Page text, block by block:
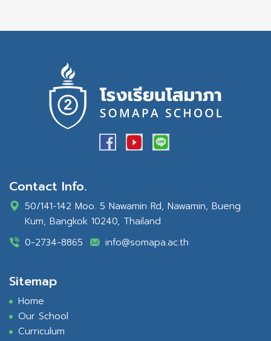
Contact Info.
50/141-142 Moo. 5 Nawamin Rd, Nawamin, Bueng
Kum, Bangkok 10240, Thailand
0-2734-8865
info@somapa.ac.th
Sitemap
Home
Our School
Curriculum